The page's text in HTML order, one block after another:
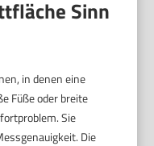
Sinn
in denen eine
Füße oder breite
Sie
Die